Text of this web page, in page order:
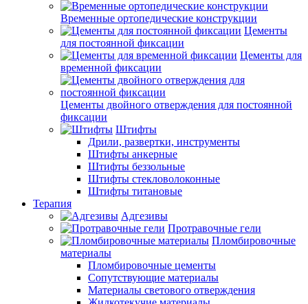
Временные ортопедические конструкции
Цементы
для постоянной фиксации
Цементы для
временной фиксации
Цементы двойного отверждения для постоянной
фиксации
Штифты
Дрили, развертки, инструменты
Штифты анкерные
Штифты беззольные
Штифты стекловолоконные
Штифты титановые
Терапия
Адгезивы
Протравочные гели
Пломбировочные
материалы
Пломбировочные цементы
Сопутствующие материалы
Материалы светового отверждения